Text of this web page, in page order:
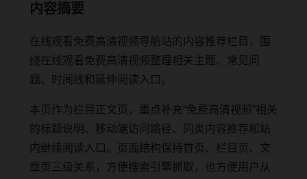
内容摘要
在线观看免费高清视频导航站的内容推荐栏目，围
绕在线观看免费高清视频整理相关主题、常见问
题、时间线和延伸阅读入口。
本页作为栏目正文页，重点补充“免费高清视频”相关
的标题说明、移动端访问路径、同类内容推荐和站
内继续阅读入口。页面结构保持首页、栏目页、文
章页三级关系，方便搜索引擎抓取，也方便用户从